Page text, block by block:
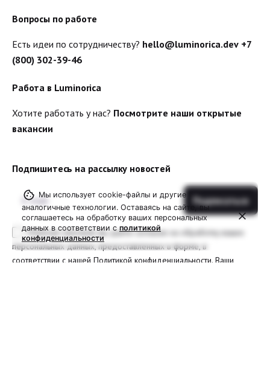
Вопросы по работе
Есть идеи по сотрудничеству? hello@luminorica.dev +7
(800) 302-39-46
Работа в Luminorica
Хотите работать у нас? Посмотрите наши открытые
вакансии
Подпишитесь на рассылку новостей
Отмечая галочкой, вы даете согласие на обработку ваших
персональных данных, предоставленных в форме, в
соответствии с нашей Политикой конфиденциальности. Ваши
Мы использует cookie-файлы и другие
аналогичные технологии. Оставаясь на сайте, вы
соглашаетесь на обработку ваших персональных
данных в соответствии сполитикой
конфиденциальности